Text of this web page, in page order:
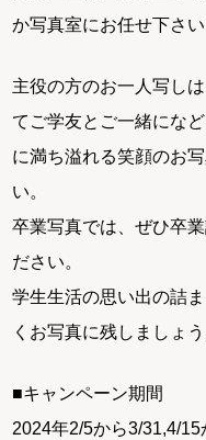
か写真室にお任せ下さい
主役の方のお一人写し
てご学友とご一緒にな
に満ち溢れる笑顔のお
い。
卒業写真では、ぜひ卒
ださい。
学生生活の思い出の詰
くお写真に残しましょう
■キャンペーン期間
2024年2/5から3/31,4/